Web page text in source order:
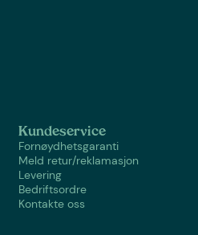
Kundeservice
Fornøydhetsgaranti
Meld retur/reklamasjon
Levering
Bedriftsordre
Kontakte oss